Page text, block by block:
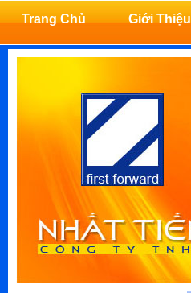
Trang Chủ Giới Thiệu